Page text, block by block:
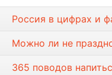
Россия в цифрах и
Можно ли не
365 поводов